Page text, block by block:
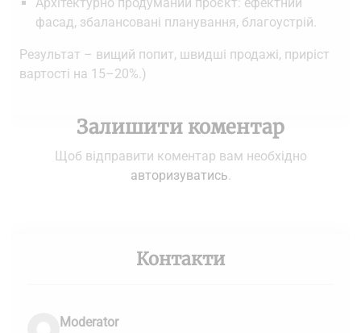
фасад, збалансовані планування, благоустрій.
Результат – вищий попит, швидші продажі, приріст
вартості на 15–20%.)
Залишити коментар
Щоб відправити коментар вам необхідно
авторизуватись
Контакти
Moderator